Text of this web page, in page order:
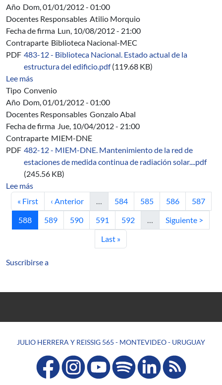
Año Dom, 01/01/2012 - 01:00
Docentes Responsables Atilio Morquio
Fecha de firma Lun, 10/08/2012 - 21:00
Contraparte Biblioteca Nacional-MEC
PDF 483-12 - Biblioteca Nacional. Estado actual de la
estructura del edificio.pdf (119.68 KB)
Lee más
Tipo Convenio
Año Dom, 01/01/2012 - 01:00
Docentes Responsables Gonzalo Abal
Fecha de firma Jue, 10/04/2012 - 21:00
Contraparte MIEM-DNE
PDF 482-12 - MIEM-DNE. Mantenimiento de la red de
estaciones de medida continua de radiación solar....pdf
(245.56 KB)
Lee más
Primera página
« First Página anterior
‹ Anterior Página
584 Página
585 Página
586 Página
587
Página actual
588 Página
589 Página
590 Página
591 Página
592 Siguiente página
Siguiente >
Última página
Last »
Suscribirse a
JULIO HERRERA Y REISSIG 565 - MONTEVIDEO - URUGUAY